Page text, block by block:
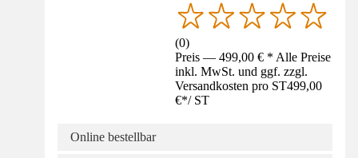
(0)
Preis — 499,00 € * Alle Preise
inkl. MwSt. und ggf. zzgl.
Versandkosten pro ST499,00
€*/ ST
Online bestellbar